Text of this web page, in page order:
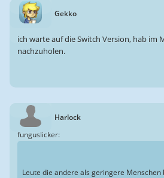
Gekko
ich warte auf die Switch Version, hab im
nachzuholen.
Harlock
funguslicker:
Leute die andere als geringere Menschen